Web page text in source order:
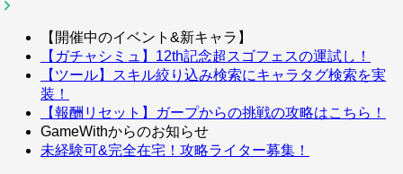
【開催中のイベント&新キャラ】
【ガチャシミュ】12th記念超スゴフェスの運試し！
【ツール】スキル絞り込み検索にキャラタグ検索を実
装！
【報酬リセット】ガープからの挑戦の攻略はこちら！
GameWithからのお知らせ
未経験可&完全在宅！攻略ライター募集！